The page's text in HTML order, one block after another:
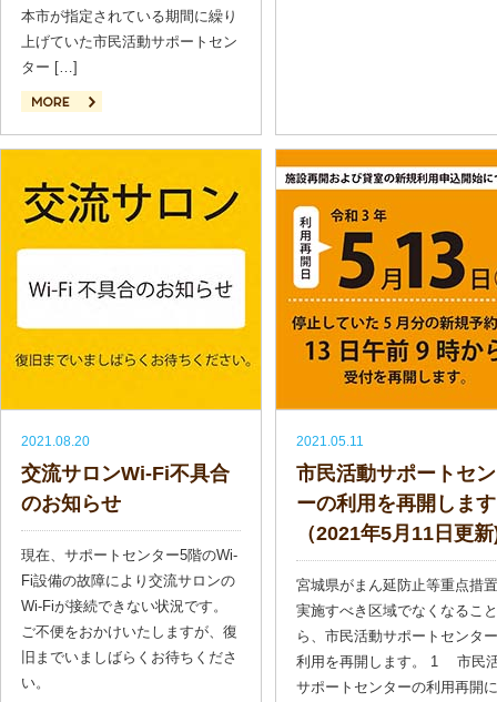
本市が指定されている期間に繰り
上げていた市民活動サポートセン
ター […]
2021.08.20
交流サロンWi-Fi不具合
のお知らせ
現在、サポートセンター5階のWi-
Fi設備の故障により交流サロンの
Wi-Fiが接続できない状況です。
ご不便をおかけいたしますが、復
旧までいましばらくお待ちくださ
い。
2021.05.11
市民活動サポートセ
ーの利用を再開します
（2021年5月11日更
宮城県がまん延防止等重点措
実施すべき区域でなくなるこ
ら、市民活動サポートセンタ
利用を再開します。 1 市民
サポートセンターの利用再開